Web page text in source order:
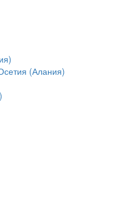
(Алания)